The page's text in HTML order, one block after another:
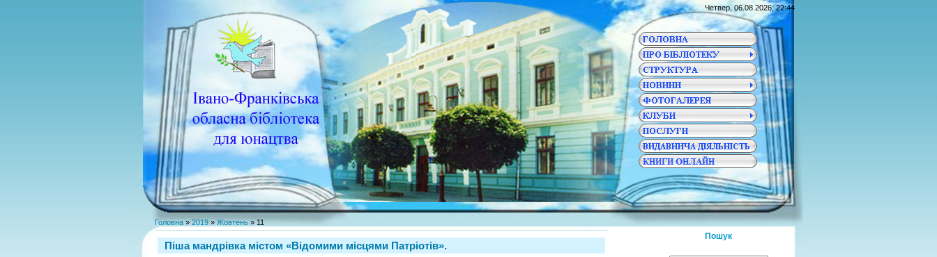
Головна»2019 » Жовтень » 11
Піша мандрівка містом «Відомими місцями Патріотів».
Четвер, 06.08.2026, 22:44
Пошук